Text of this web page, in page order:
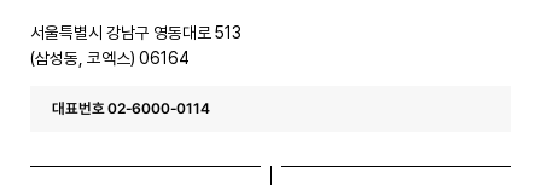
서울특별시 강남구 영동대로 513
(삼성동, 코엑스) 06164
대표번호 02-6000-0114